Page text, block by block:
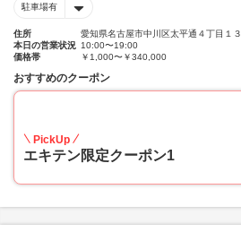
駐車場有
住所
愛知県名古屋市中川区太平通４丁目１３
本日の営業状況 10:00〜19:00
価格帯
￥1,000〜￥340,000
おすすめのクーポン
PickUp
エキテン限定クーポン1